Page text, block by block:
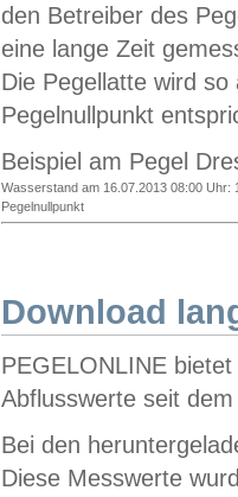
den Betreiber des
eine lange Zeit
Die Pegellatte wird
Pegelnullpunkt
Beispiel am Pegel
Wasserstand am 16.07.2013 08:00 Uhr:
Pegelnullpunkt
Download
PEGELONLINE
Abflusswerte seit
Bei den
Diese Messwerte